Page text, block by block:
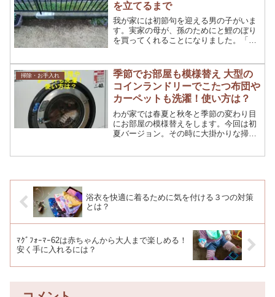
を立てるまで
我が家には初節句を迎える男の子がいま
す。実家の母が、孫のためにと鯉のぼり
を買ってくれることになりました。「庭
いけれど・・・。届いたポールの大きさ
にびっくり！さぁ、アルミ...
掃除・お手入れ
季節でお部屋も模様替え 大型の
コインランドリーでこたつ布団や
カーペットも洗濯！使い方は？
わが家では春夏と秋冬と季節の変わり目
にお部屋の模様替えをします。今回は初
夏バージョン。その時に大掛かりな掃除
浴衣を快適に着るために気を付ける３つの対策
とは？
ﾏｸﾞﾌｫｰﾏｰ62は赤ちゃんから大人まで楽しめる！
安く手に入れるには？